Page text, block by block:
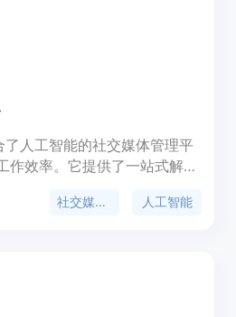
人工智能的社交媒体管理平
作效率。它提供了一站式解决
Social360通过人工智能技术
社交媒体管理 人工智能